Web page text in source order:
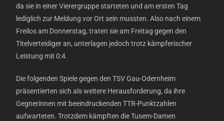
da sie in einer Vierergruppe starteten und am ersten Tag
lediglich zur Meldung vor Ort sein mussten. Also nach einem
Freilos am Donnerstag, traten sie am Freitag gegen den
Titelverteidiger an, unterlagen jedoch trotz kämpferischer
Leistung mit 0:4.
Die folgenden Spiele gegen den TSV Gau-Odernheim
präsentierten sich als weitere Herausforderung, da ihre
Gegnerinnen mit beeindruckenden TTR-Punktzahlen
aufwarteten. Trotzdem kämpften die Tusem-Damen